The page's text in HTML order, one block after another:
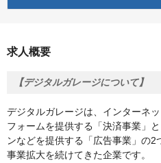
求人概要
【デジタルガレージについて】
デジタルガレージは、インターネ
フォームを提供する「決済事業」
ンなどを提供する「広告事業」の
事業拡大を続けてきた企業です。